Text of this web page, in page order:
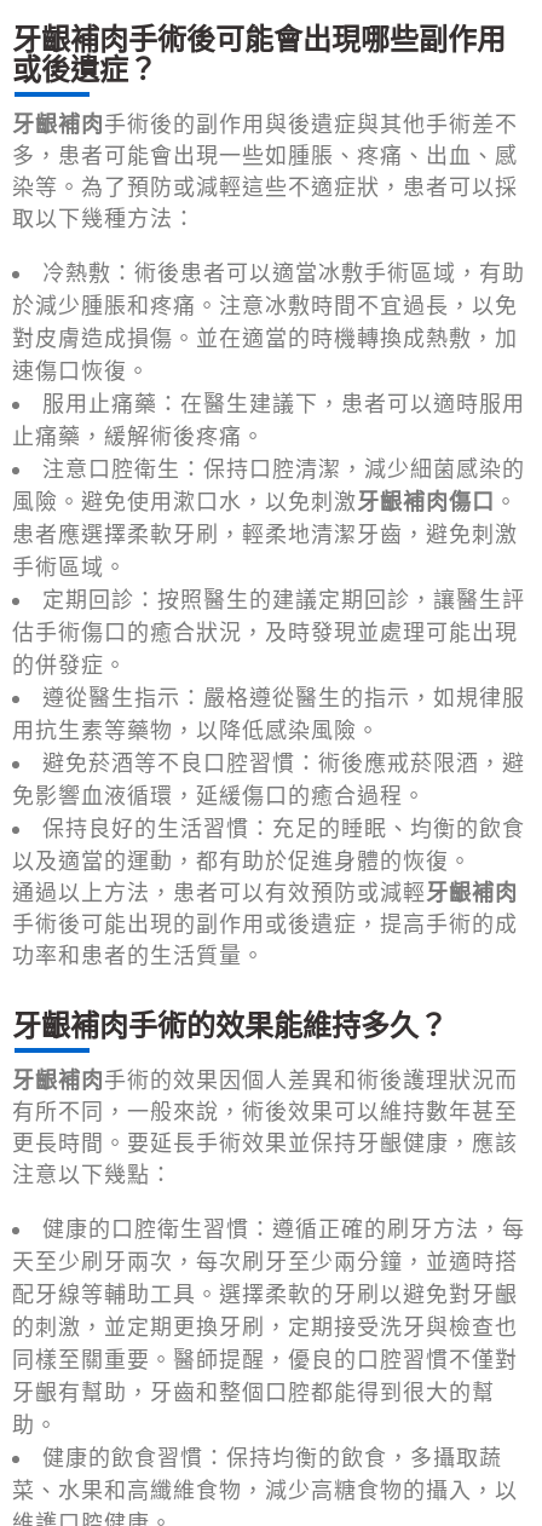
牙齦補肉手術後可能會出現哪些副作用
或後遺症？
牙齦補肉手術後的副作用與後遺症與其他手術差不
多，患者可能會出現一些如腫脹、疼痛、出血、感
染等。為了預防或減輕這些不適症狀，患者可以採
取以下幾種方法：
冷熱敷：術後患者可以適當冰敷手術區域，有助
於減少腫脹和疼痛。注意冰敷時間不宜過長，以免
對皮膚造成損傷。並在適當的時機轉換成熱敷，加
速傷口恢復。
服用止痛藥：在醫生建議下，患者可以適時服用
止痛藥，緩解術後疼痛。
注意口腔衛生：保持口腔清潔，減少細菌感染的
風險。避免使用漱口水，以免刺激牙齦補肉傷口 。
患者應選擇柔軟牙刷，輕柔地清潔牙齒，避免刺激
手術區域。
定期回診：按照醫生的建議定期回診，讓醫生評
估手術傷口的癒合狀況，及時發現並處理可能出現
的併發症。
遵從醫生指示：嚴格遵從醫生的指示，如規律服
用抗生素等藥物，以降低感染風險。
避免菸酒等不良口腔習慣：術後應戒菸限酒，避
免影響血液循環，延緩傷口的癒合過程。
保持良好的生活習慣：充足的睡眠、均衡的飲食
以及適當的運動，都有助於促進身體的恢復。
通過以上方法，患者可以有效預防或減輕牙齦補肉
手術後可能出現的副作用或後遺症，提高手術的成
功率和患者的生活質量。
牙齦補肉手術的效果能維持多久？
牙齦補肉手術的效果因個人差異和術後護理狀況而
有所不同，一般來說，術後效果可以維持數年甚至
更長時間。要延長手術效果並保持牙齦健康，應該
注意以下幾點：
健康的口腔衛生習慣：遵循正確的刷牙方法，每
天至少刷牙兩次，每次刷牙至少兩分鐘，並適時搭
配牙線等輔助工具。選擇柔軟的牙刷以避免對牙齦
的刺激，並定期更換牙刷，定期接受洗牙與檢查也
同樣至關重要。醫師提醒，優良的口腔習慣不僅對
牙齦有幫助，牙齒和整個口腔都能得到很大的幫
助。
健康的飲食習慣：保持均衡的飲食，多攝取蔬
菜、水果和高纖維食物，減少高糖食物的攝入，以